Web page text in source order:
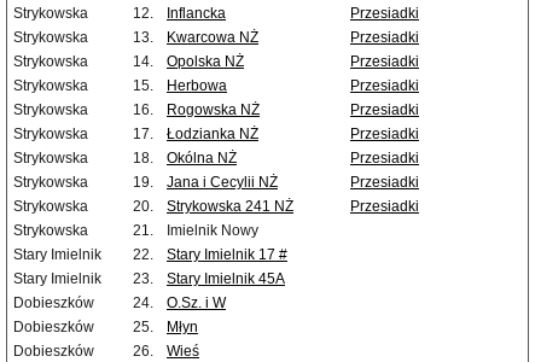
Strykowska
12. Inflancka
Przesiadki
Strykowska
13. Kwarcowa NŻ
Przesiadki
Strykowska
14. Opolska NŻ
Przesiadki
Strykowska
15. Herbowa
Przesiadki
Strykowska
16. Rogowska NŻ
Przesiadki
Strykowska
17. Łodzianka NŻ
Przesiadki
Strykowska
18. Okólna NŻ
Przesiadki
Strykowska
19. Jana i Cecylii NŻ
Przesiadki
Strykowska
20. Strykowska 241 NŻ
Przesiadki
Strykowska
21.
Imielnik Nowy
Stary Imielnik
22.
Stary Imielnik 17 #
Stary Imielnik
23.
Stary Imielnik 45A
Dobieszków
24.
O.Sz. i W
Dobieszków
25.
Młyn
Dobieszków
26.
Wieś